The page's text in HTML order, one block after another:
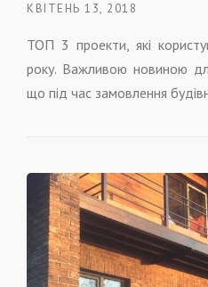
КВІТЕНЬ 13, 2018
ТОП 3 проекти, які
року. Важливою новиною
що під час замовлення